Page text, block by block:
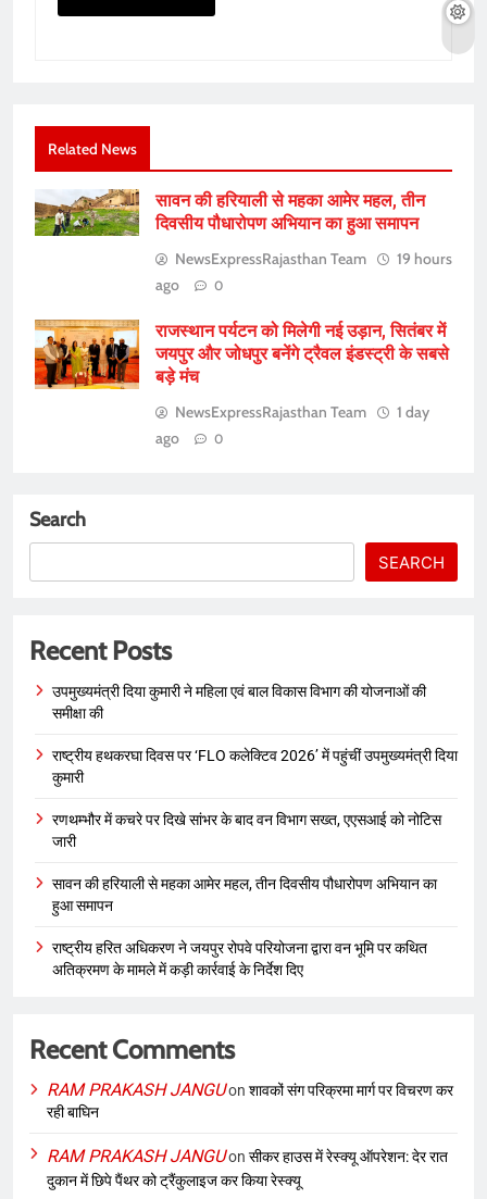
Related News
सावन की हरियाली से महका आमेर महल, तीन
दिवसीय पौधारोपण अभियान का हुआ समापन
NewsExpressRajasthan Team
19 hours
ago
0
राजस्थान पर्यटन को मिलेगी नई उड़ान, सितंबर में
जयपुर और जोधपुर बनेंगे ट्रैवल इंडस्ट्री के सबसे
बड़े मंच
NewsExpressRajasthan Team
1 day
ago
0
Search
SEARCH
Recent Posts
उपमुख्यमंत्री दिया कुमारी ने महिला एवं बाल विकास विभाग की योजनाओं की
समीक्षा की
राष्ट्रीय हथकरघा दिवस पर ‘FLO कलेक्टिव 2026’ में पहुंचीं उपमुख्यमंत्री दिया
कुमारी
रणथम्भौर में कचरे पर दिखे सांभर के बाद वन विभाग सख्त, एएसआई को नोटिस
जारी
सावन की हरियाली से महका आमेर महल, तीन दिवसीय पौधारोपण अभियान का
हुआ समापन
राष्ट्रीय हरित अधिकरण ने जयपुर रोपवे परियोजना द्वारा वन भूमि पर कथित
अतिक्रमण के मामले में कड़ी कार्रवाई के निर्देश दिए
Recent Comments
RAM PRAKASH JANGUon शावकों संग परिक्रमा मार्ग पर विचरण कर
रही बाघिन
RAM PRAKASH JANGUon सीकर हाउस में रेस्क्यू ऑपरेशन: देर रात
दुकान में छिपे पैंथर को ट्रैंकुलाइज कर किया रेस्क्यू